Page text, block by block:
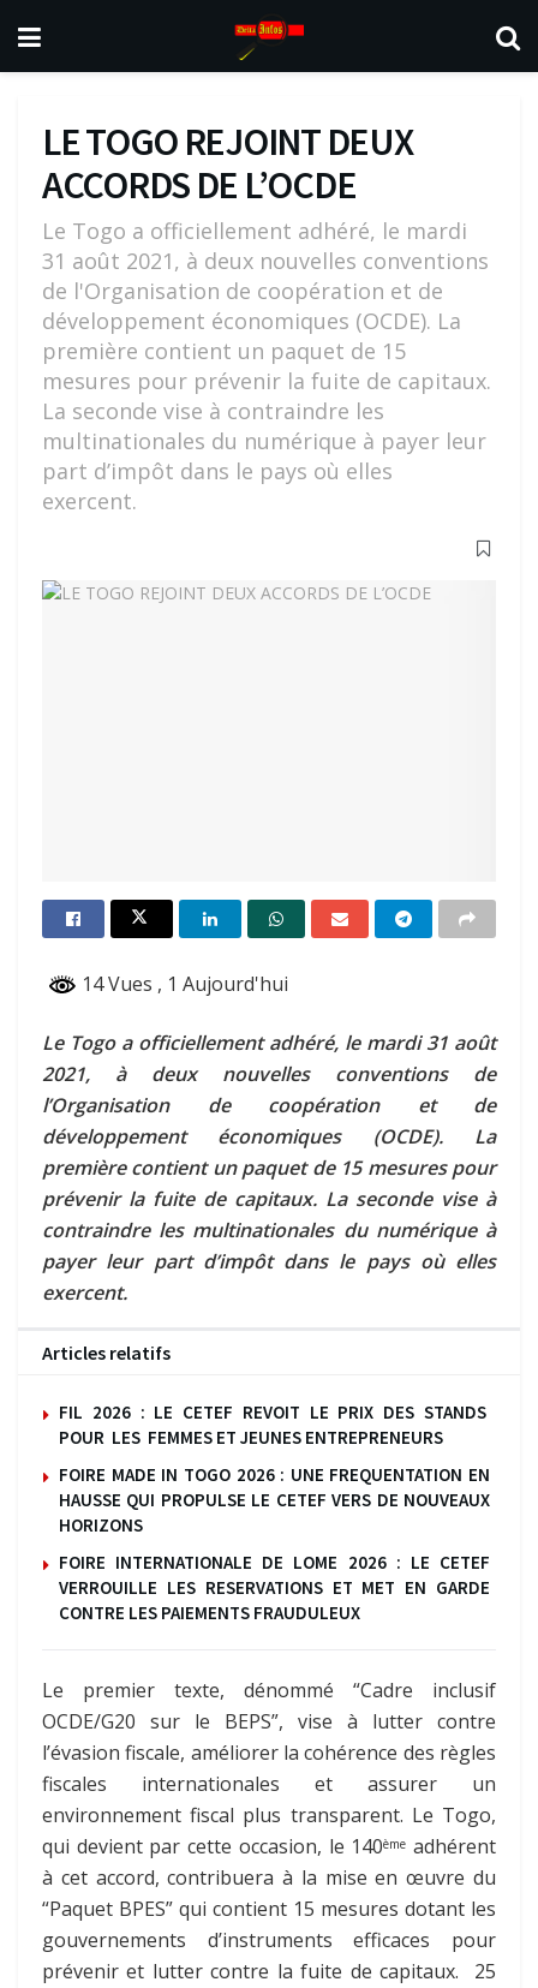
LE TOGO REJOINT DEUX
ACCORDS DE L’OCDE
Le Togo a officiellement adhéré, le mardi
31 août 2021, à deux nouvelles conventions
de l'Organisation de coopération et de
développement économiques (OCDE). La
première contient un paquet de 15
mesures pour prévenir la fuite de capitaux.
La seconde vise à contraindre les
multinationales du numérique à payer leur
part d’impôt dans le pays où elles
exercent.
14 Vues , 1 Aujourd'hui
Le Togo a officiellement adhéré, le mardi 31 août
2021, à deux nouvelles conventions de
l’Organisation de coopération et de
développement économiques (OCDE).La
première contient un paquet de 15 mesures pour
prévenir la fuite de capitaux. La seconde vise à
contraindre les multinationales du numérique à
payer leur part d’impôt dans le pays où elles
exercent.
Articles relatifs
FIL 2026 : LE CETEF REVOIT LE PRIX DES STANDS
POUR LES FEMMES ET JEUNES ENTREPRENEURS
FOIRE MADE IN TOGO 2026 : UNE FREQUENTATION EN
HAUSSE QUI PROPULSE LE CETEF VERS DE NOUVEAUX
HORIZONS
FOIRE INTERNATIONALE DE LOME 2026 : LE CETEF
VERROUILLE LES RESERVATIONS ET MET EN GARDE
CONTRE LES PAIEMENTS FRAUDULEUX
Le premier texte, dénommé “Cadre inclusif
OCDE/G20 sur le BEPS”, vise à lutter contre
l’évasion fiscale, améliorer la cohérence des règles
fiscales internationales et assurer un
environnement fiscal plus transparent. Le Togo,
qui devient par cette occasion, le 140ème adhérent
à cet accord, contribuera à la mise en œuvre du
“Paquet BPES” qui contient 15 mesures dotant les
gouvernements d’instruments efficaces pour
prévenir et lutter contre la fuite de capitaux. 25